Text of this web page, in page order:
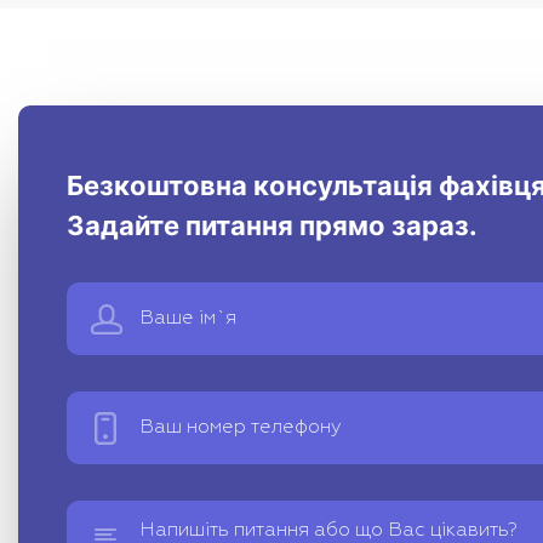
Безкоштовна консультація
Задайте питання прямо зараз.